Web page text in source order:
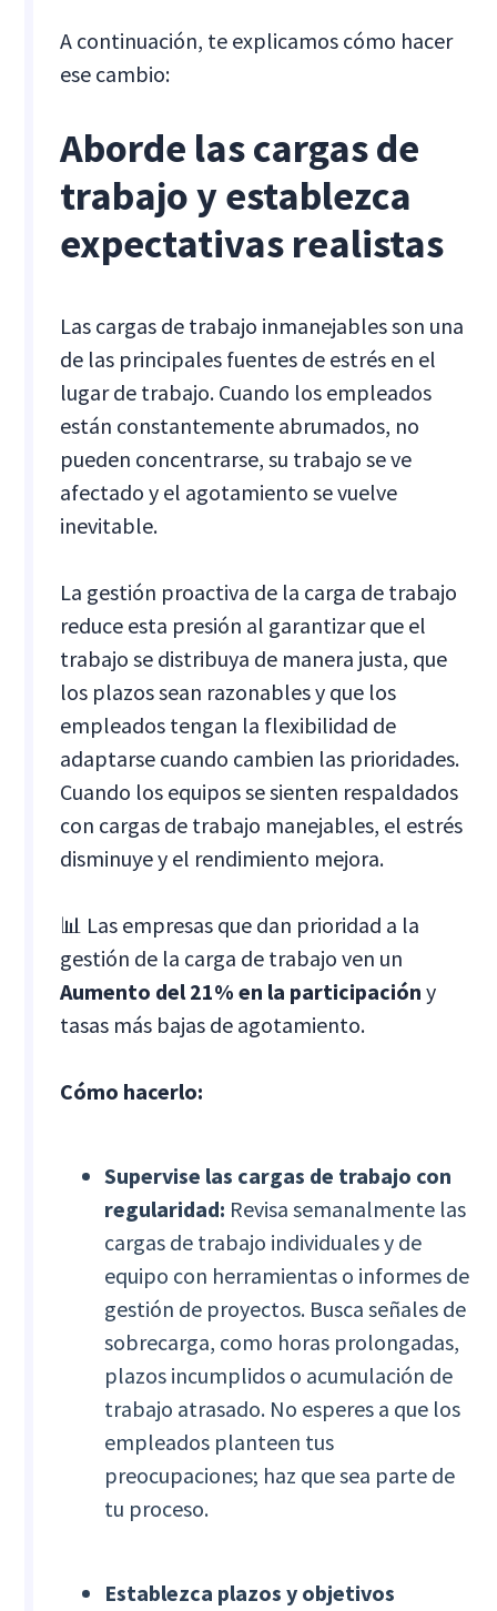
A continuación, te explicamos cómo hacer
ese cambio:
Aborde las cargas de
trabajo y establezca
expectativas realistas
Las cargas de trabajo inmanejables son una
de las principales fuentes de estrés en el
lugar de trabajo. Cuando los empleados
están constantemente abrumados, no
pueden concentrarse, su trabajo se ve
afectado y el agotamiento se vuelve
inevitable.
La gestión proactiva de la carga de trabajo
reduce esta presión al garantizar que el
trabajo se distribuya de manera justa, que
los plazos sean razonables y que los
empleados tengan la flexibilidad de
adaptarse cuando cambien las prioridades.
Cuando los equipos se sienten respaldados
con cargas de trabajo manejables, el estrés
disminuye y el rendimiento mejora.
📊 Las empresas que dan prioridad a la
gestión de la carga de trabajo ven un
Aumento del 21% en la participación y
tasas más bajas de agotamiento.
Cómo hacerlo:
Supervise las cargas de trabajo con
regularidad: Revisa semanalmente las
cargas de trabajo individuales y de
equipo con herramientas o informes de
gestión de proyectos. Busca señales de
sobrecarga, como horas prolongadas,
plazos incumplidos o acumulación de
trabajo atrasado. No esperes a que los
empleados planteen tus
preocupaciones; haz que sea parte de
tu proceso.
Establezca plazos y objetivos